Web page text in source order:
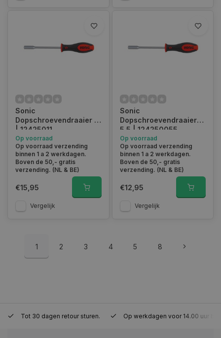
Sonic
Dopschroevendraaier 11
| 12425011
Op voorraad
Op voorraad verzending
binnen 1 a 2 werkdagen.
Boven de 50,- gratis
verzending. (NL & BE)
€15,95
Vergelijk
Sonic
Dopschroevendraaier
5.5 | 124250055
Op voorraad
Op voorraad verzending
binnen 1 a 2 werkdagen.
Boven de 50,- gratis
verzending. (NL & BE)
€12,95
Vergelijk
1 2 3 4 5 8
Tot 30 dagen retour sturen. Op werkdagen voor 14.00 uur
gebruikersaanmelding en accountbeheer. De
COOKIELAW_STATS
www.autoklusser.nl
session_id www.autoklusser.nl
__cf_bm
Cloudflare Inc.
.webshopapp.com
29